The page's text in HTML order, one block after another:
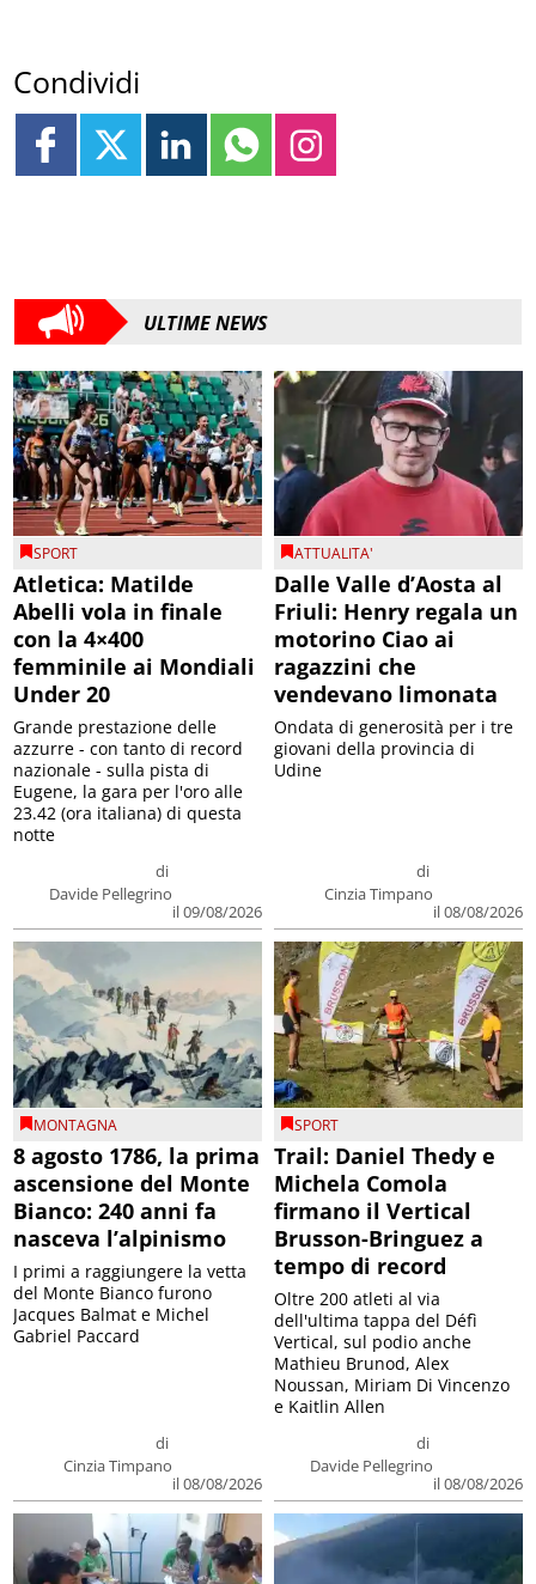
Condividi
ULTIME NEWS
SPORT
Atletica: Matilde
Abelli vola in finale
con la 4×400
femminile ai Mondiali
Under 20
di
Davide Pellegrino
il 09/08/2026
Grande prestazione delle
azzurre - con tanto di record
nazionale - sulla pista di
Eugene, la gara per l'oro alle
23.42 (ora italiana) di questa
notte
ATTUALITA'
Dalle Valle d’Aosta al
Friuli: Henry regala un
motorino Ciao ai
ragazzini che
vendevano limonata
di
Cinzia Timpano
il 08/08/2026
Ondata di generosità per i tre
giovani della provincia di
Udine
MONTAGNA
8 agosto 1786, la prima
ascensione del Monte
Bianco: 240 anni fa
nasceva l’alpinismo
di
Cinzia Timpano
il 08/08/2026
I primi a raggiungere la vetta
del Monte Bianco furono
Jacques Balmat e Michel
Gabriel Paccard
SPORT
Trail: Daniel Thedy e
Michela Comola
firmano il Vertical
Brusson-Bringuez a
tempo di record
di
Davide Pellegrino
il 08/08/2026
Oltre 200 atleti al via
dell'ultima tappa del Défì
Vertical, sul podio anche
Mathieu Brunod, Alex
Noussan, Miriam Di Vincenzo
e Kaitlin Allen